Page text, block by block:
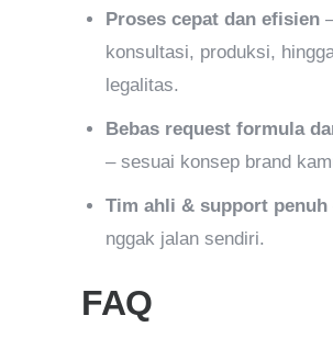
Proses cepat dan efisien
konsultasi, produksi,
legalitas.
Bebas request formula
– sesuai konsep brand
Tim ahli & support penuh
nggak jalan sendiri.
FAQ